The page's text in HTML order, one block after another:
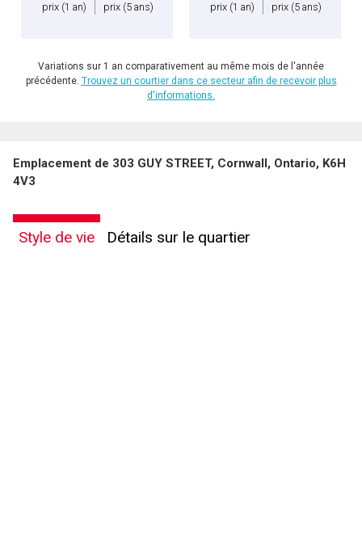
prix (1 an)
prix (5 ans)
prix (1 an)
prix (5 ans)
Variations sur 1 an comparativement au même mois de l'année
précédente. Trouvez un courtier dans ce secteur afin de recevoir plus
d'informations.
Emplacement de 303 GUY STREET, Cornwall, Ontario, K6H
4V3
Style de vie Détails sur le quartier